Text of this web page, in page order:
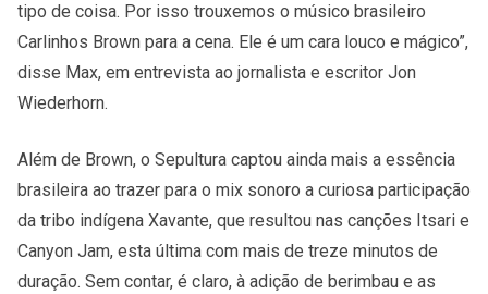
tipo de coisa. Por isso trouxemos o músico brasileiro
Carlinhos Brown para a cena. Ele é um cara louco e mágico”,
disse Max, em entrevista ao jornalista e escritor Jon
Wiederhorn.
Além de Brown, o Sepultura captou ainda mais a essência
brasileira ao trazer para o mix sonoro a curiosa participação
da tribo indígena Xavante, que resultou nas canções Itsari e
Canyon Jam, esta última com mais de treze minutos de
duração. Sem contar, é claro, à adição de berimbau e as